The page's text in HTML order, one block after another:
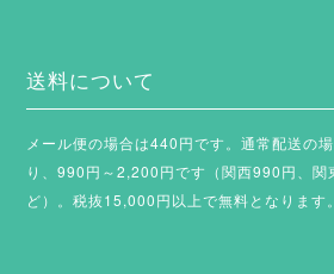
送料について
メール便の場合は440円です。通常配送の
り、990円～2,200円です（関西990円、関
ど）。税抜15,000円以上で無料となります。